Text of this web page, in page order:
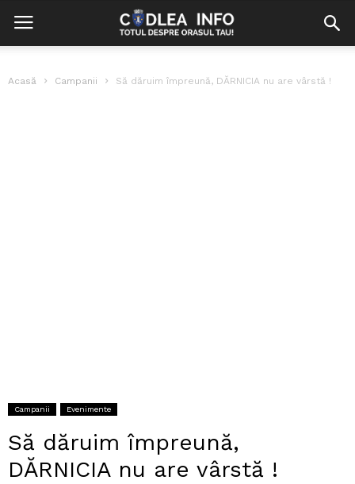
Acasă Campanii Să dăruim împreună, DĂRNICIA nu are vârstă !
Campanii Evenimente
Să dăruim împreună,
DĂRNICIA nu are vârstă !